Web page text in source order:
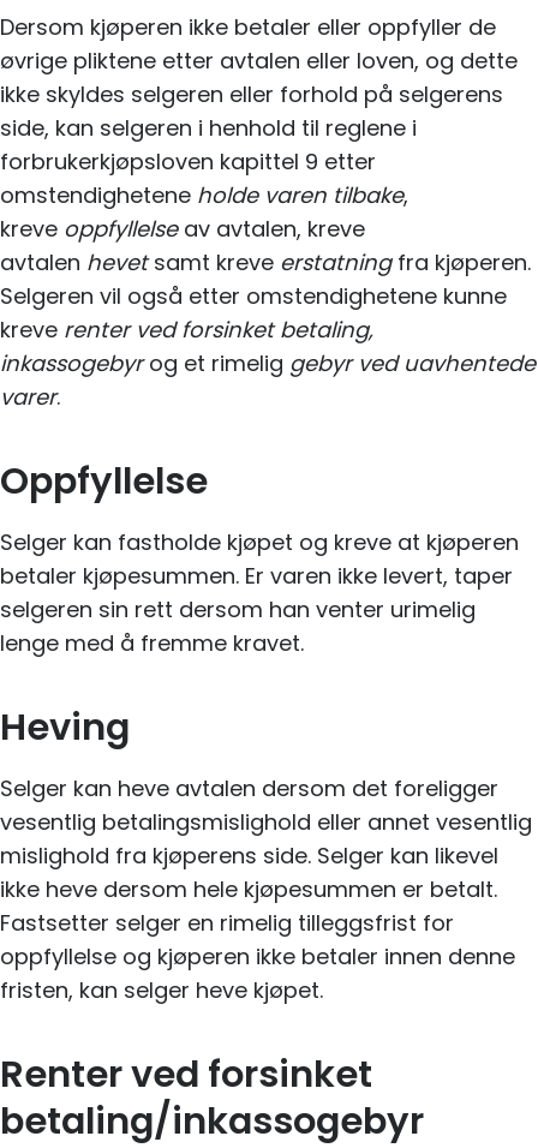
Dersom kjøperen ikke betaler eller oppfyller de
øvrige pliktene etter avtalen eller loven, og dette
ikke skyldes selgeren eller forhold på selgerens
side, kan selgeren i henhold til reglene i
forbrukerkjøpsloven kapittel 9 etter
omstendighetene holde varen tilbake,
kreve oppfyllelse av avtalen, kreve
avtalen hevetsamt kreve erstatningfra kjøperen.
Selgeren vil også etter omstendighetene kunne
kreve renter ved forsinket betaling,
inkassogebyrog et rimelig gebyr ved uavhentede
varer.
Oppfyllelse
Selger kan fastholde kjøpet og kreve at kjøperen
betaler kjøpesummen. Er varen ikke levert, taper
selgeren sin rett dersom han venter urimelig
lenge med å fremme kravet.
Heving
Selger kan heve avtalen dersom det foreligger
vesentlig betalingsmislighold eller annet vesentlig
mislighold fra kjøperens side. Selger kan likevel
ikke heve dersom hele kjøpesummen er betalt.
Fastsetter selger en rimelig tilleggsfrist for
oppfyllelse og kjøperen ikke betaler innen denne
fristen, kan selger heve kjøpet.
Renter ved forsinket
betaling/inkassogebyr